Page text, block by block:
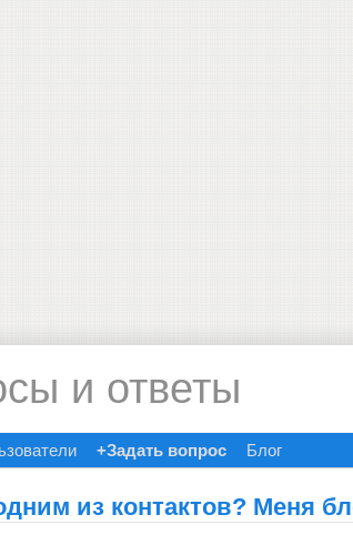
и ответы
+Задать вопрос Блог
из контактов? Меня